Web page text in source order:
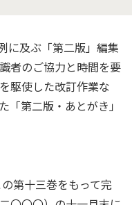
に及ぶ「第二版」編集
者のご協力と時間を要
駆使した改訂作業な
「第二版・あとがき」
第十三巻をもって完